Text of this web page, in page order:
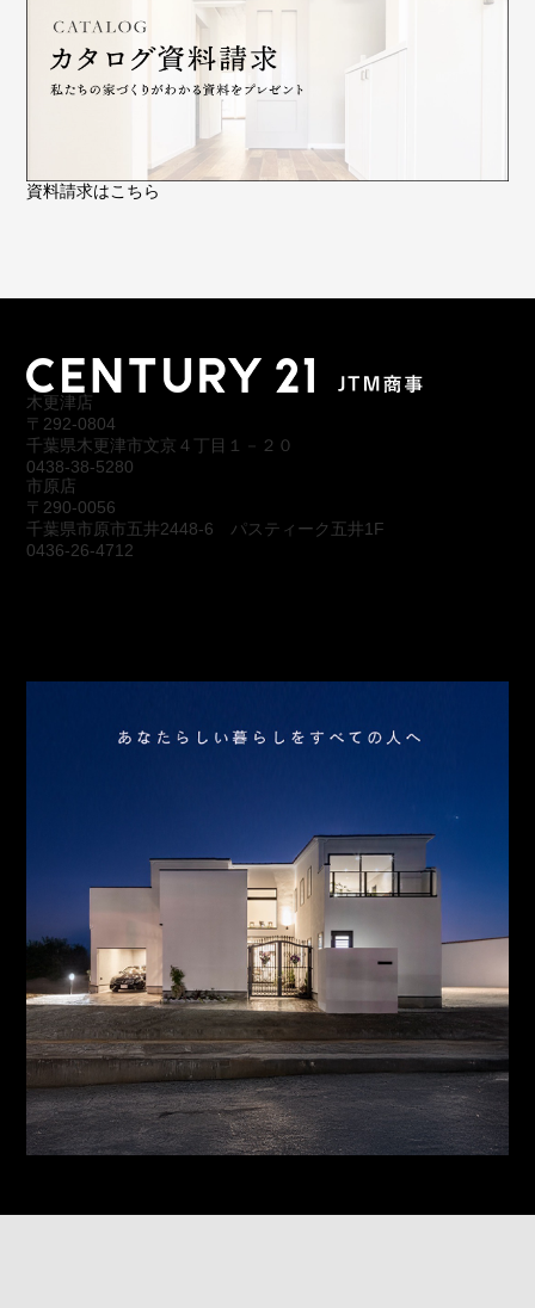
資料請求はこちら
木更津店
〒292-0804
千葉県木更津市文京４丁目１－２０
0438-38-5280
市原店
〒290-0056
千葉県市原市五井2448-6 パスティーク五井1F
0436-26-4712